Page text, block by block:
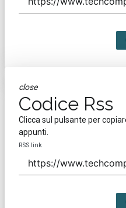
close
Codice Rss
Clicca sul pulsante per
appunti.
RSS link